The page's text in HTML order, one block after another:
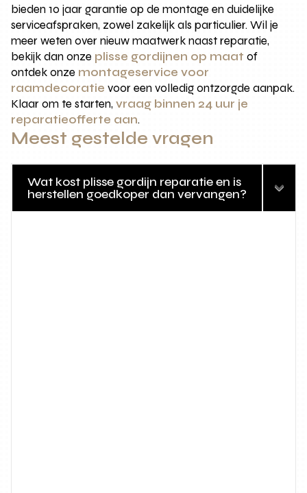
bieden 10 jaar garantie op de montage en duidelijke
serviceafspraken, zowel zakelijk als particulier. Wil je
meer weten over nieuw maatwerk naast reparatie,
bekijk dan onze plisse gordijnen op maat of
ontdek onze montageservice voor
raamdecoratie voor een volledig ontzorgde aanpak.
Klaar om te starten,vraag binnen 24 uur je
reparatieofferte aan.
Meest gestelde vragen
Wat kost plisse gordijn reparatie en is
herstellen goedkoper dan vervangen?